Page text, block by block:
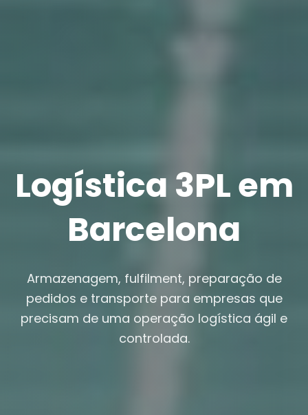
Logística 3PL em
Barcelona
Armazenagem, fulfilment, preparação de
pedidos e transporte para empresas que
precisam de uma operação logística ágil e
controlada.